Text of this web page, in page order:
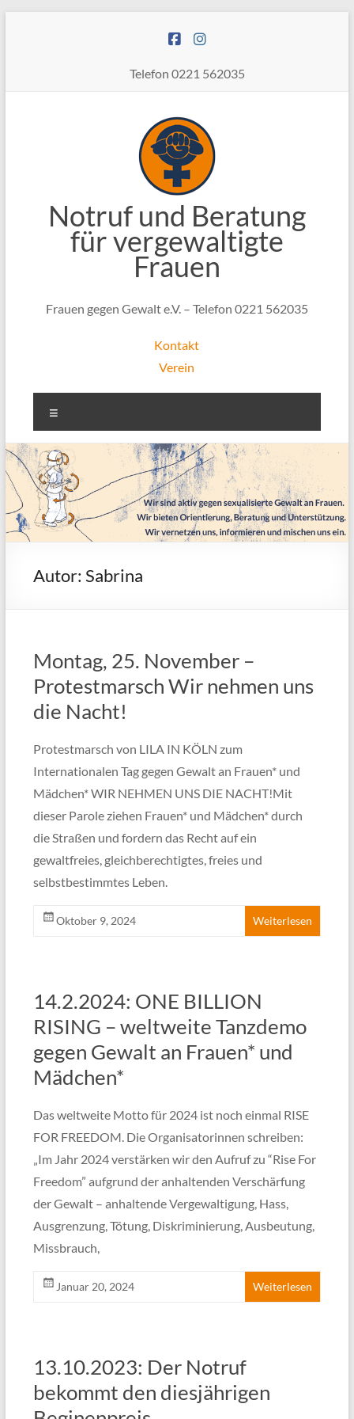
Telefon 0221 562035
Notruf und Beratung
für vergewaltigte
Frauen
Frauen gegen Gewalt e.V. – Telefon 0221 562035
Kontakt
Verein
Autor:Sabrina
Montag, 25. November –
Protestmarsch Wir nehmen uns
die Nacht!
Protestmarsch von LILA IN KÖLN zum
Internationalen Tag gegen Gewalt an Frauen* und
Mädchen* WIR NEHMEN UNS DIE NACHT!Mit
dieser Parole ziehen Frauen* und Mädchen* durch
die Straßen und fordern das Recht auf ein
gewaltfreies, gleichberechtigtes, freies und
selbstbestimmtes Leben.
Oktober 9, 2024 Weiterlesen
14.2.2024: ONE BILLION
RISING – weltweite Tanzdemo
gegen Gewalt an Frauen* und
Mädchen*
Das weltweite Motto für 2024 ist noch einmal RISE
FOR FREEDOM. Die Organisatorinnen schreiben:
„Im Jahr 2024 verstärken wir den Aufruf zu “Rise For
Freedom” aufgrund der anhaltenden Verschärfung
der Gewalt – anhaltende Vergewaltigung, Hass,
Ausgrenzung, Tötung, Diskriminierung, Ausbeutung,
Missbrauch,
Januar 20, 2024 Weiterlesen
13.10.2023: Der Notruf
bekommt den diesjährigen